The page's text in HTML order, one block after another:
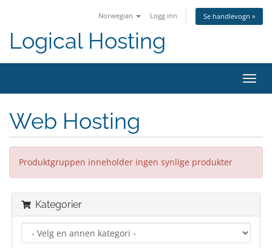
Norwegian Logg inn Se handlevogn »
Logical Hosting
Bytt
Web Hosting
Produktgruppen inneholder ingen synlige produkter
Kategorier